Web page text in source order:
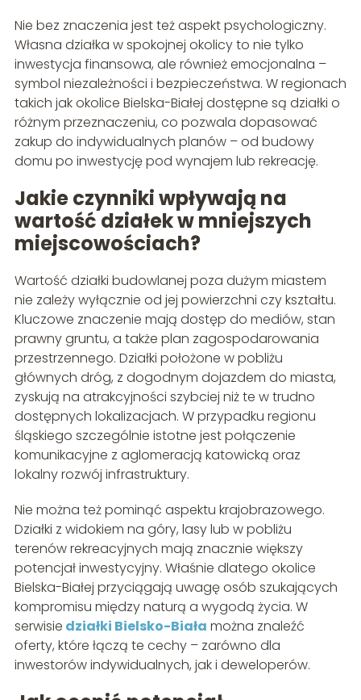
Nie bez znaczenia jest też aspekt psychologiczny.
Własna działka w spokojnej okolicy to nie tylko
inwestycja finansowa, ale również emocjonalna –
symbol niezależności i bezpieczeństwa. W regionach
takich jak okolice Bielska-Białej dostępne są działki o
różnym przeznaczeniu, co pozwala dopasować
zakup do indywidualnych planów – od budowy
domu po inwestycję pod wynajem lub rekreację.
Jakie czynniki wpływają na
wartość działek w mniejszych
miejscowościach?
Wartość działki budowlanej poza dużym miastem
nie zależy wyłącznie od jej powierzchni czy kształtu.
Kluczowe znaczenie mają dostęp do mediów, stan
prawny gruntu, a także plan zagospodarowania
przestrzennego. Działki położone w pobliżu
głównych dróg, z dogodnym dojazdem do miasta,
zyskują na atrakcyjności szybciej niż te w trudno
dostępnych lokalizacjach. W przypadku regionu
śląskiego szczególnie istotne jest połączenie
komunikacyjne z aglomeracją katowicką oraz
lokalny rozwój infrastruktury.
Nie można też pominąć aspektu krajobrazowego.
Działki z widokiem na góry, lasy lub w pobliżu
terenów rekreacyjnych mają znacznie większy
potencjał inwestycyjny. Właśnie dlatego okolice
Bielska-Białej przyciągają uwagę osób szukających
kompromisu między naturą a wygodą życia. W
serwisie działki Bielsko-Biała można znaleźć
oferty, które łączą te cechy – zarówno dla
inwestorów indywidualnych, jak i deweloperów.